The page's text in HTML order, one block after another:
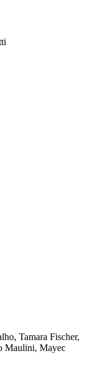
Tamara Fischer,
Maulini, Mayec